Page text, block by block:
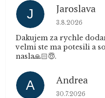
J Jaroslava
Hodnocení
3.8.2026
Dakujem za rychle
velmi ste ma potesili a
nasla🙏🏻😇.
A Andrea
Hodnocení
30.7.2026